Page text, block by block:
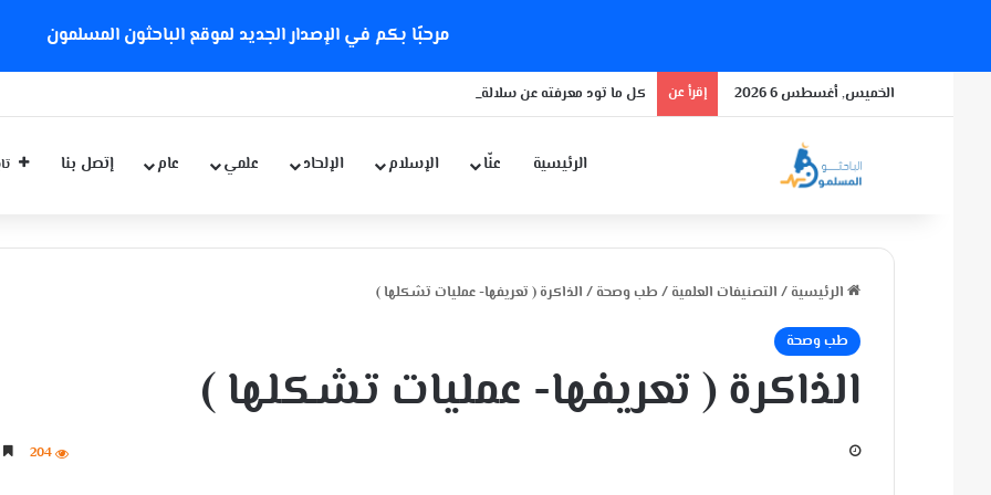
مرحبًا بكم في الإصدار الجديد لموقع الباحثون المسلمون
الخميس, أغسطس 6 2026 إقرأ عن كل ما تود معرفته عن سلالة كورونا الجديدة
الرئيسية عنّا الإسلام الإلحاد علمي عام إتصل بنا
الرئيسية / التصنيفات العلمية / طب وصحة / الذاكرة ( تعريفها- عمليات تشكلها )
طب وصحة
الذاكرة ( تعريفها- عمليات تشكلها )
204 5 دقائق